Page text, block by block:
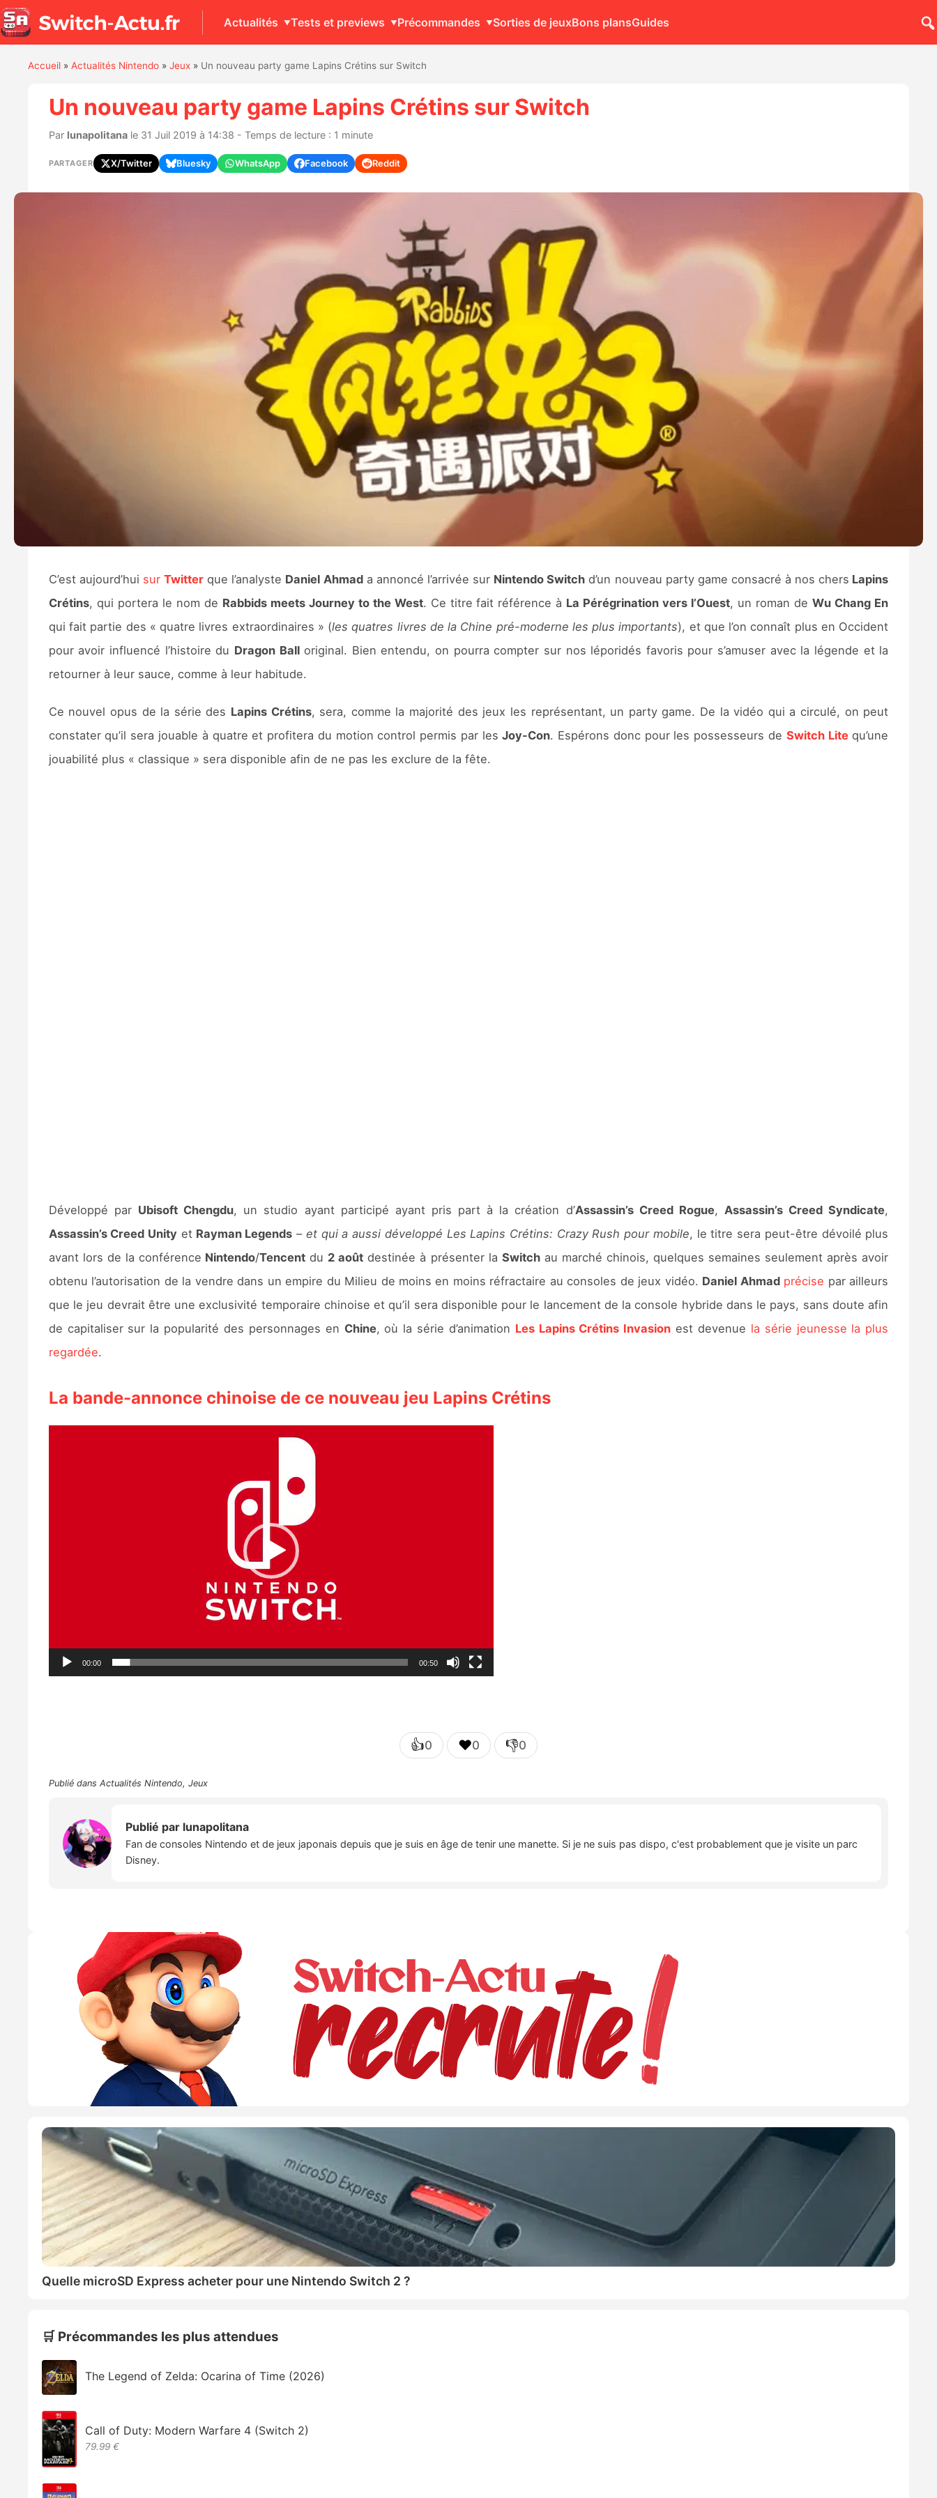
Actualités Tests et previews Précommandes Sorties de jeuxBons plansGuides
Accueil» Actualités Nintendo» Jeux» Un nouveau party game Lapins Crétins sur Switch
Un nouveau party game Lapins Crétins sur Switch
Par lunapolitanale 31 Juil 2019 à 14:38 - Temps de lecture : 1 minute
PARTAGER X/Twitter Bluesky WhatsApp Facebook Reddit
C’est aujourd’hui surTwitter que l’analyste Daniel Ahmada annoncé l’arrivée sur Nintendo Switch d’un nouveau party game consacré à nos chers Lapins
Crétins, qui portera le nom de Rabbids meets Journey to the West. Ce titre fait référence à La Pérégrination vers l’Ouest, un roman deWu Chang En
qui fait partie des « quatre livres extraordinaires » (les quatres livres de la Chine pré-moderne les plus importants), et que l’on connaît plus en Occident
pour avoir influencé l’histoire du Dragon Balloriginal. Bien entendu, on pourra compter sur nos léporidés favoris pour s’amuser avec la légende et la
retourner à leur sauce, comme à leur habitude.
Ce nouvel opus de la série des Lapins Crétins, sera, comme la majorité des jeux les représentant, un party game. De la vidéo qui a circulé, on peut
constater qu’il sera jouable à quatre et profitera du motion control permis par lesJoy-Con. Espérons donc pour les possesseurs de Switch Litequ’une
jouabilité plus « classique » sera disponible afin de ne pas les exclure de la fête.
Développé par Ubisoft Chengdu, un studio ayant participé ayant pris part à la création d’Assassin’s Creed Rogue, Assassin’s Creed Syndicate,
Assassin’s Creed Unity etRayman Legends – et qui a aussi développé Les Lapins Crétins: Crazy Rush pour mobile, le titre sera peut-être dévoilé plus
avant lors de la conférence Nintendo/Tencent du 2 août destinée à présenter la Switchau marché chinois, quelques semaines seulement après avoir
obtenu l’autorisation de la vendre dans un empire du Milieu de moins en moins réfractaire au consoles de jeux vidéo. Daniel Ahmad précise par ailleurs
que le jeu devrait être une exclusivité temporaire chinoise et qu’il sera disponible pour le lancement de la console hybride dans le pays, sans doute afin
de capitaliser sur la popularité des personnages en Chine, où la série d’animation Les Lapins Crétins Invasion est devenue la série jeunesse la plus
regardée.
La bande-annonce chinoise de ce nouveau jeu Lapins Crétins
00:00 00:50
👍0 ❤️0 👎0
Publié dans Actualités Nintendo, Jeux
Publié par lunapolitana
Fan de consoles Nintendo et de jeux japonais depuis que je suis en âge de tenir une manette. Si je ne suis pas dispo, c'est probablement que je visite un parc
Disney.
Quelle microSD Express acheter pour une Nintendo Switch 2 ?
🛒 Précommandes les plus attendues
The Legend of Zelda: Ocarina of Time (2026)
Call of Duty: Modern Warfare 4 (Switch 2)
79.99 €